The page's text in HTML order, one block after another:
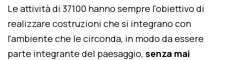
Le attività di 37100 hanno sempre l'obiettivo di
realizzare costruzioni che si integrano con
l'ambiente che le circonda, in modo da essere
parte integrante del paesaggio, senza mai